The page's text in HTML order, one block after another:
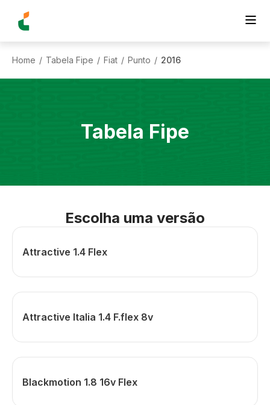
Home / Tabela Fipe / Fiat / Punto / 2016
Tabela Fipe
Escolha uma versão
Attractive 1.4 Flex
Attractive Italia 1.4 F.flex 8v
Blackmotion 1.8 16v Flex